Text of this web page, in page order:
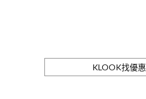
KLOOK找優惠